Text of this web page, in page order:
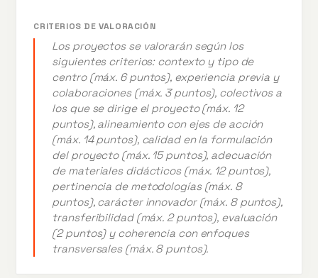
CRITERIOS DE VALORACIÓN
Los proyectos se valorarán según los
siguientes criterios: contexto y tipo de
centro (máx. 6 puntos), experiencia previa y
colaboraciones (máx. 3 puntos), colectivos a
los que se dirige el proyecto (máx. 12
puntos), alineamiento con ejes de acción
(máx. 14 puntos), calidad en la formulación
del proyecto (máx. 15 puntos), adecuación
de materiales didácticos (máx. 12 puntos),
pertinencia de metodologías (máx. 8
puntos), carácter innovador (máx. 8 puntos),
transferibilidad (máx. 2 puntos), evaluación
(2 puntos) y coherencia con enfoques
transversales (máx. 8 puntos).